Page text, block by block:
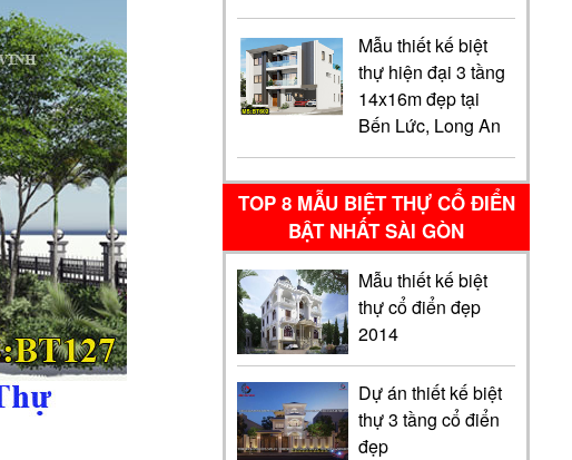
Mẫu thiết kế biệt
thự hiện đại 3 tầng
14x16m đẹp tại
Bến Lức, Long An
TOP 8 MẪU BIỆT THỰ CỔ ĐIỂN
BẬT NHẤT SÀI GÒN
Mẫu thiết kế biệt
thự cổ điển đẹp
2014
Dự án thiết kế biệt
thự 3 tầng cổ điển
đẹp